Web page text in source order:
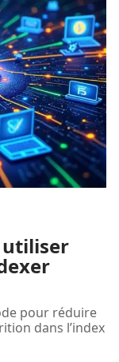
utiliser
pour réduire
dans l’index